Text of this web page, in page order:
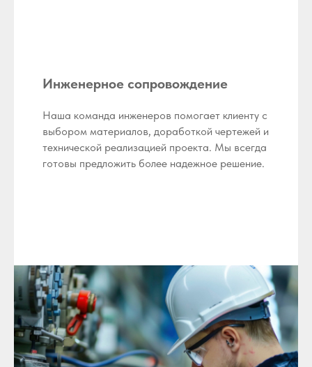
Инженерное сопровождение
Наша команда инженеров помогает клиенту с
выбором материалов, доработкой чертежей и
технической реализацией проекта. Мы всегда
готовы предложить более надежное решение.